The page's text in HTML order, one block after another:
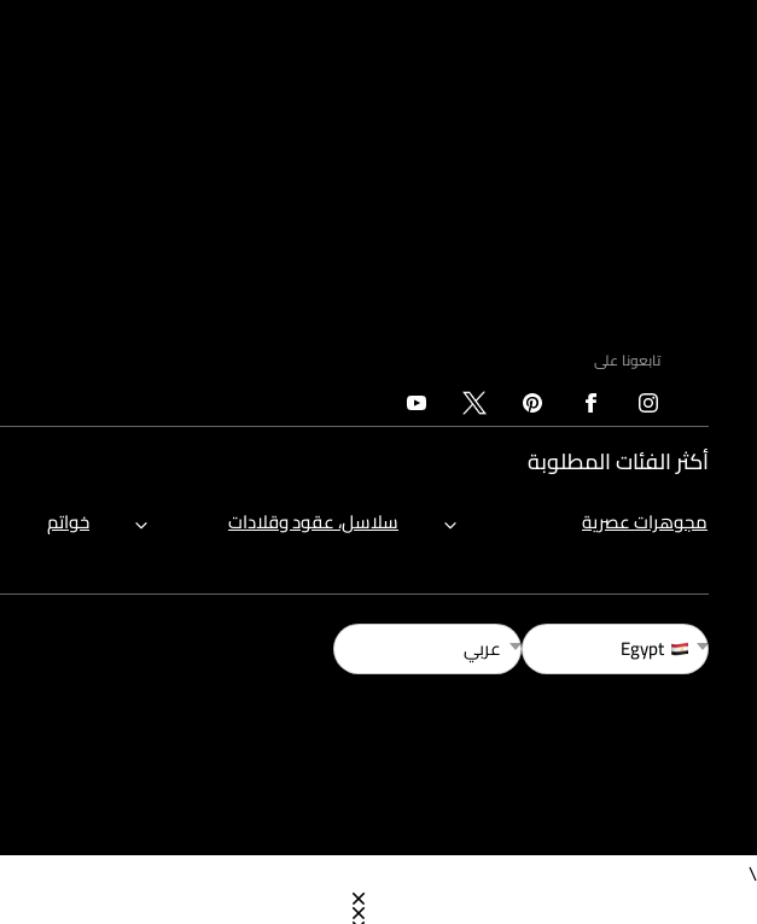
تابعونا على
أكثر الفئات المطلوبة
مجوهرات عصرية سلاسل، عقود وقلادات خواتم
Egypt عربي
\